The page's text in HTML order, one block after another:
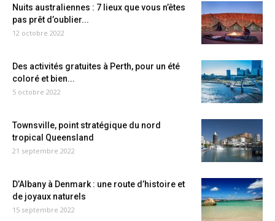
Nuits australiennes : 7 lieux que vous n’êtes
pas prêt d’oublier...
12 octobre 2022
Des activités gratuites à Perth, pour un été
coloré et bien...
5 octobre 2022
Townsville, point stratégique du nord
tropical Queensland
21 septembre 2022
D’Albany à Denmark : une route d’histoire et
de joyaux naturels
15 septembre 2022